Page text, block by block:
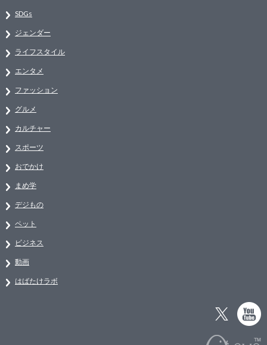
SDGs
ジェンダー
ライフスタイル
エンタメ
ファッション
グルメ
カルチャー
スポーツ
おでかけ
まめ学
デジもの
ペット
ビジネス
動画
はばたけラボ